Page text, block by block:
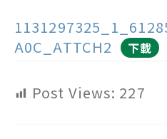
A0C_ATTCH2
下載
Post Views: 227